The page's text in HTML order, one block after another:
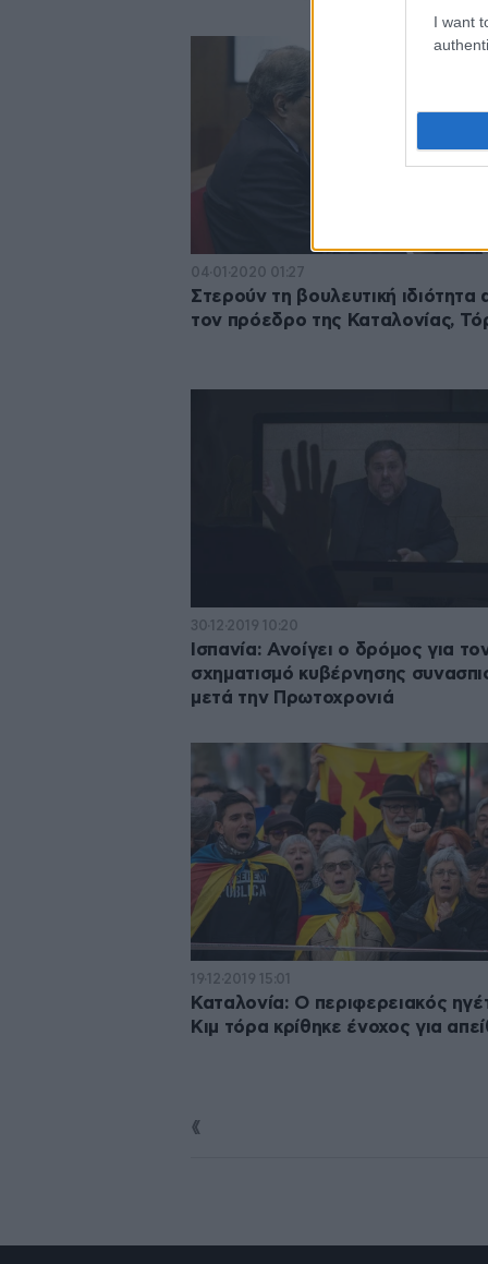
I want
04·01·2020 01:27
Στερούν τη βουλευτική ιδιότητα
τον πρόεδρο της Καταλονίας,
30·12·2019 10:20
Ισπανία: Ανοίγει ο δρόμος για
σχηματισμό κυβέρνησης
μετά την Πρωτοχρονιά
19·12·2019 15:01
Καταλονία: Ο περιφερειακός
Κιμ τόρα κρίθηκε ένοχος για